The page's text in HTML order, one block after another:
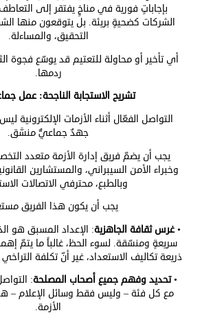
بإجاباتٍ فورية في مناخٍ يفتقر إلى
الشركات كضحيةٍ بريئة. بل يتوقعون منها
التحقيق، والمساءلة.
أي تأخير أو محاولة للتعتيم قد يوسّع فجوة
ردمها.
تشريح الاستجابة الناجحة: عمل
التواصل الفعّال أثناء الأزمات الإلكترونية
جهدٌ جماعيٌّ منسَّق.
يجب أن يضمّ فريق إدارة الأزمة متعدد
وخبراء الأمن السيبراني، والمستشارين
وبالطبع، محترفي الاتصالات
يجب أن يكون هذا الفريق
•غرس ثقافة الجاهزية: الإعداد المسبق هو
سريعةٍ ومنسّقة. لسوء الحظ، غالباً ما يتمّ
ذريعة تكاليف الاستعداد، غير أنّ تكلفة
•تحديد وفهم جميع أصحاب المصلحة:
مع كل فئة – وليس فقط وسائل الإعلام – هو
الأزمة.